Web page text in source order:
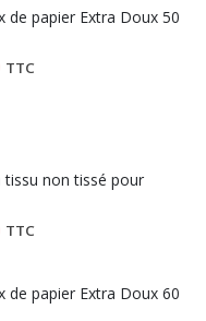
CHF 79,90.
de papier Extra Doux 50
Le
TTC
non tissé pour
Le
CHF 15,00.
TTC
de papier Extra Doux 60